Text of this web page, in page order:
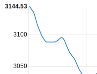
3050
3100
3144.53